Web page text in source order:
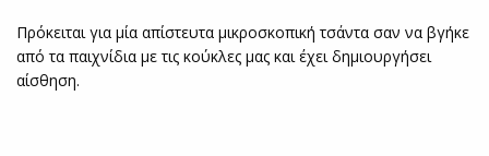
Πρόκειται για μία απίστευτα μικροσκοπική τσάντα σαν να βγήκε
από τα παιχνίδια με τις κούκλες μας και έχει δημιουργήσει
αίσθηση.